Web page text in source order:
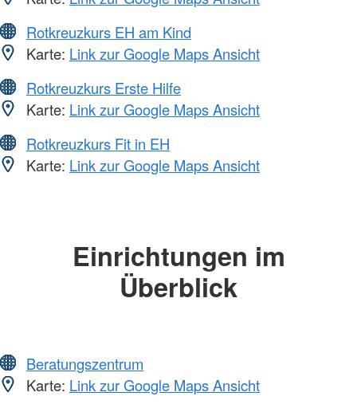
Rotkreuzkurs EH am Kind
Karte: Link zur Google Maps Ansicht
Rotkreuzkurs Erste Hilfe
Karte: Link zur Google Maps Ansicht
Rotkreuzkurs Fit in EH
Karte: Link zur Google Maps Ansicht
Einrichtungen im
Überblick
Beratungszentrum
Karte: Link zur Google Maps Ansicht